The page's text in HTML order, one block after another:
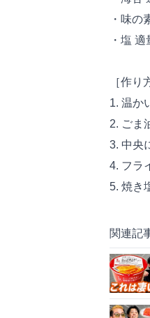
・味の
・塩 適
［作り
1. 温か
2. ごま
3. 中央
4. フラ
5. 焼き
関連記